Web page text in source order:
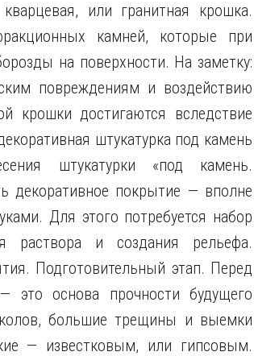
или гранитная крошка.
камней, которые при
на поверхности. На заметку:
повреждениям и воздействию
крошки достигаются вследствие
штукатурка под камень
штукатурки «под камень.
декоративное покрытие — вполне
Для этого потребуется набор
раствора и создания рельефа.
Подготовительный этап. Перед
это основа прочности будущего
большие трещины и выемки
— известковым, или гипсовым.